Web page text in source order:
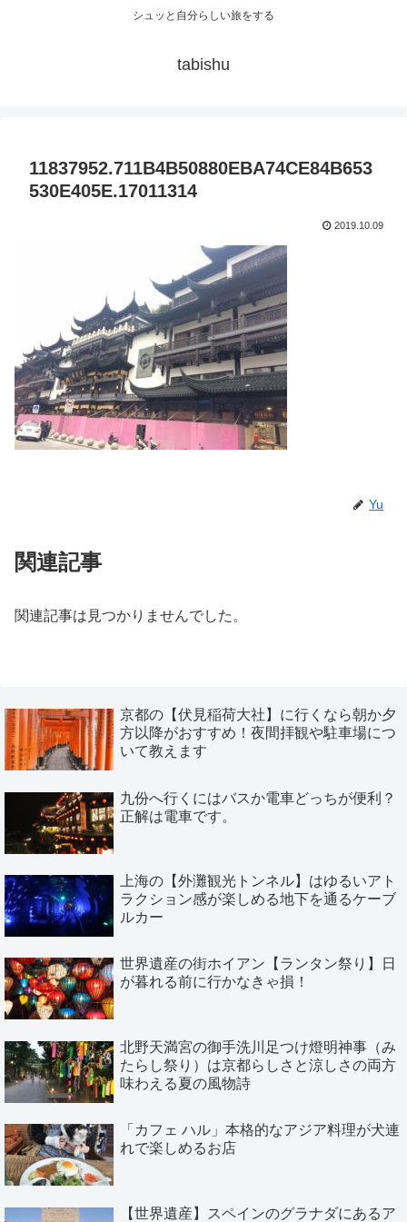
シュッと自分らしい旅をする
tabishu
11837952.711B4B50880EBA74CE84B653
530E405E.17011314
2019.10.09
Yu
関連記事
関連記事は見つかりませんでした。
京都の【伏見稲荷大社】に行くなら朝か夕
方以降がおすすめ！夜間拝観や駐車場につ
いて教えます
九份へ行くにはバスか電車どっちが便利？
正解は電車です。
上海の【外灘観光トンネル】はゆるいアト
ラクション感が楽しめる地下を通るケーブ
ルカー
世界遺産の街ホイアン【ランタン祭り】日
が暮れる前に行かなきゃ損！
北野天満宮の御手洗川足つけ燈明神事（み
たらし祭り）は京都らしさと涼しさの両方
味わえる夏の風物詩
「カフェ ハル」本格的なアジア料理が犬連
れで楽しめるお店
【世界遺産】スペインのグラナダにあるア